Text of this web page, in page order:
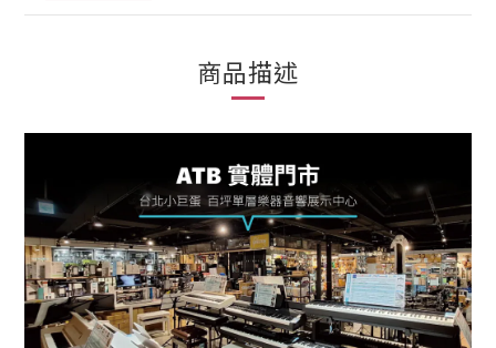
商品描述